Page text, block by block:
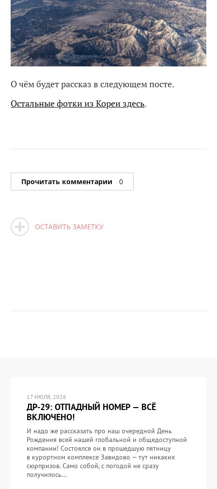
О чём будет рассказ в следующем посте.
Остальные фотки из Кореи здесь.
Прочитать комментарии 0
ОСТАВИТЬ ЗАМЕТКУ
17 ИЮЛЯ, 2026
ДР-29: ОТПАДНЫЙ НОМЕР — ВСЁ
ВКЛЮЧЕНО!
И надо же рассказать про наш очередной День
Рождения всей нашей глобальной и общедоступной
компании! Состоялся он в прошедшую пятницу
в курортном комплексе Завидово — тут никаких
сюрпризов. Само собой, с погодой не сразу
получилось…